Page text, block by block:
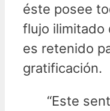
éste posee
flujo ilimitado
es retenido
gratificación.
“Este